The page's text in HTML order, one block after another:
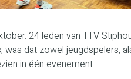
24 leden van TTV
dat zowel jeugdspelers,
in één evenement.